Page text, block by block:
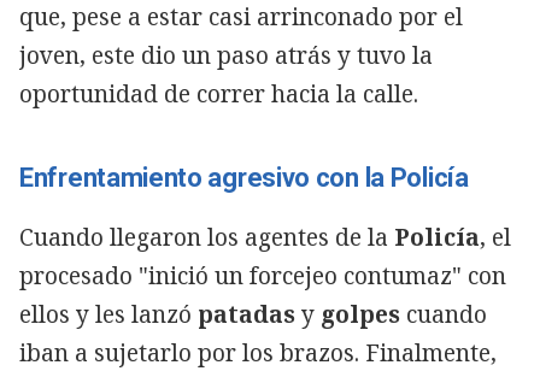
que, pese a estar casi arrinconado por el
joven, este dio un paso atrás y tuvo la
oportunidad de correr hacia la calle.
Enfrentamiento agresivo con la Policía
Cuando llegaron los agentes de la Policía, el
procesado "inició un forcejeo contumaz" con
ellos y les lanzó patadasy golpes cuando
iban a sujetarlo por los brazos. Finalmente,